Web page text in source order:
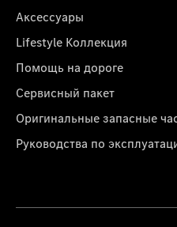
Аксессуары
Lifestyle Коллекция
Помощь на дороге
Сервисный пакет
Оригинальные запасные
Руководства по